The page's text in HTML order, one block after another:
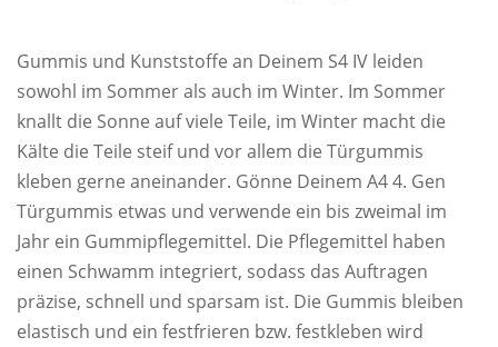
Gummis und Kunststoffe an Deinem S4 IV leiden
sowohl im Sommer als auch im Winter. Im Sommer
knallt die Sonne auf viele Teile, im Winter macht die
Kälte die Teile steif und vor allem die Türgummis
kleben gerne aneinander. Gönne Deinem A4 4. Gen
Türgummis etwas und verwende ein bis zweimal im
Jahr ein Gummipflegemittel. Die Pflegemittel haben
einen Schwamm integriert, sodass das Auftragen
präzise, schnell und sparsam ist. Die Gummis bleiben
elastisch und ein festfrieren bzw. festkleben wird